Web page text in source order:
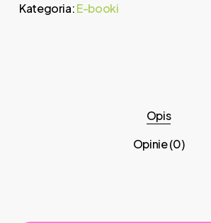
Kategoria:E-booki
Opis
Opinie (0)